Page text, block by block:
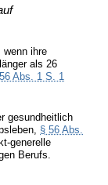
wenn ihre
als 26
Abs. 1 S. 1
gesundheitlich
§ 56 Abs.
generelle
Berufs.